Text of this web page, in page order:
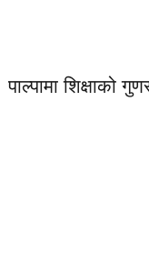
पाल्पामा शिक्षाको